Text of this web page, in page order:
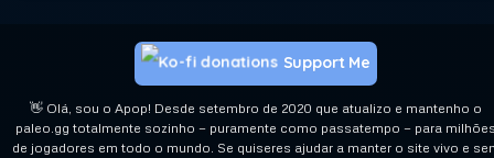
👋 Olá, sou o Apop! Desde setembro de 2020 que atualizo e mantenho o
paleo.gg totalmente sozinho — puramente como passatempo — para
de jogadores em todo o mundo. Se quiseres ajudar a manter o site vivo e
Support Me